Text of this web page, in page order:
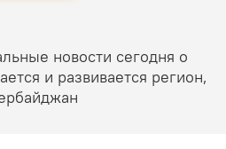
новости сегодня о
и развивается регион,